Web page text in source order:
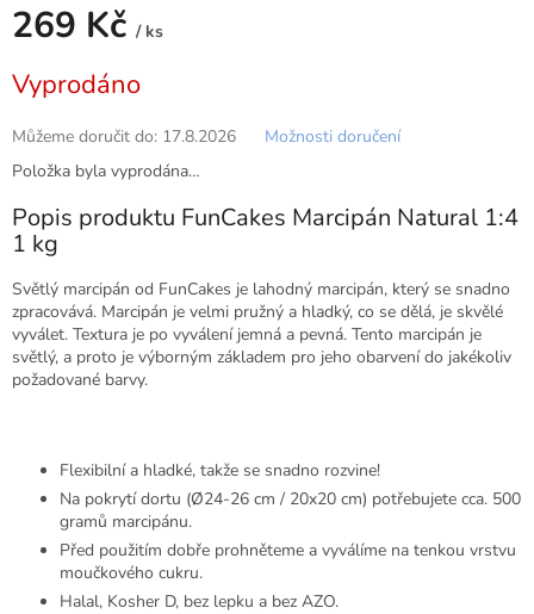
269 Kč / ks
cena:
Vyprodáno
Můžeme doručit do: 17.8.2026
Možnosti doručení
Položka byla vyprodána…
Popis produktu FunCakes Marcipán Natural 1:4
1 kg
Světlý marcipán od FunCakes je lahodný marcipán, který se snadno
zpracovává. Marcipán je velmi pružný a hladký, co se dělá, je skvělé
vyválet. Textura je po vyválení jemná a pevná. Tento marcipán je
světlý, a proto je výborným základem pro jeho obarvení do jakékoliv
požadované barvy.
Flexibilní a hladké, takže se snadno rozvine!
Na pokrytí dortu (Ø24-26 cm / 20x20 cm) potřebujete cca. 500
gramů marcipánu.
Před použitím dobře prohněteme a vyválíme na tenkou vrstvu
moučkového cukru.
Halal, Kosher D, bez lepku a bez AZO.